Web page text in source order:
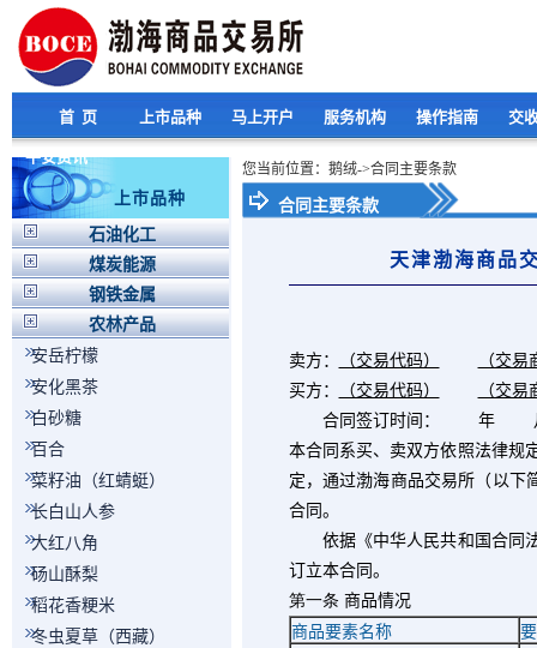
首 页 上市品种 马上开户 服务机构 操作指南 交
平安资讯
上市品种
石油化工
煤炭能源
钢铁金属
农林产品
安岳柠檬
安化黑茶
白砂糖
百合
菜籽油（红蜻蜓）
长白山人参
大红八角
砀山酥梨
稻花香粳米
冬虫夏草（西藏）
您当前位置：鹅绒->合同主要条款
合同主要条款
天津渤海商品
卖方： （交易代码）
（交易
买方：
（交易代码）
（交易
合同签订时间： 年
本合同系买、卖双方依照法律规
定，通过渤海商品交易所（以下
合同。
依据《中华人民共和国合同法
订立本合同。
第一条 商品情况
商品要素名称